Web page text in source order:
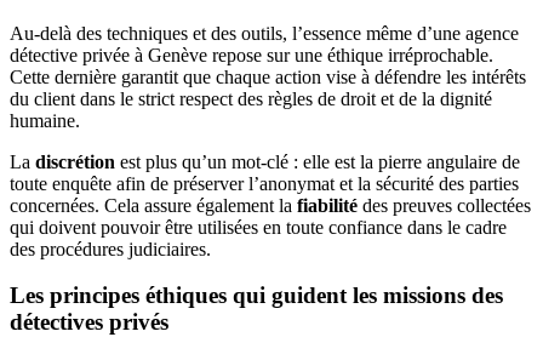
Au-delà des techniques et des outils, l’essence même d’une agence
détective privée à Genève repose sur une éthique irréprochable.
Cette dernière garantit que chaque action vise à défendre les intérêts
du client dans le strict respect des règles de droit et de la dignité
humaine.
La discrétion est plus qu’un mot-clé : elle est la pierre angulaire de
toute enquête afin de préserver l’anonymat et la sécurité des parties
concernées. Cela assure également la fiabilité des preuves collectées
qui doivent pouvoir être utilisées en toute confiance dans le cadre
des procédures judiciaires.
Les principes éthiques qui guident les missions des
détectives privés